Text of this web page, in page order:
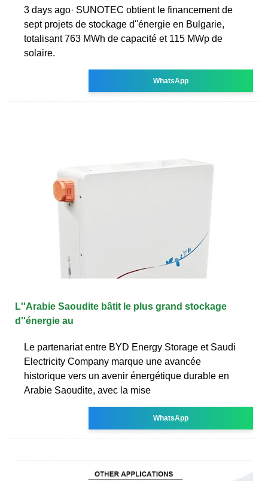
3 days ago· SUNOTEC obtient le financement de
sept projets de stockage d''énergie en Bulgarie,
totalisant 763 MWh de capacité et 115 MWp de
solaire.
WhatsApp
L''Arabie Saoudite bâtit le plus grand stockage
d''énergie au
Le partenariat entre BYD Energy Storage et Saudi
Electricity Company marque une avancée
historique vers un avenir énergétique durable en
Arabie Saoudite, avec la mise
WhatsApp